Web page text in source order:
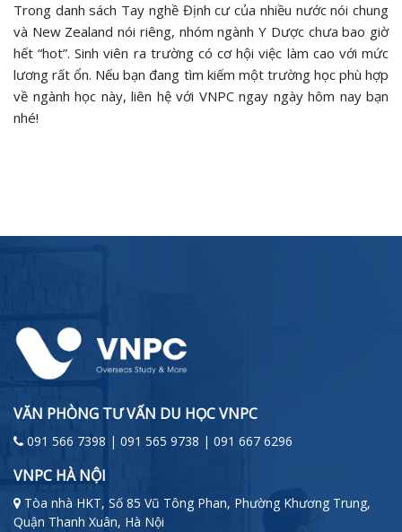
Trong danh sách Tay nghề Định cư của nhiều nước nói chung
và New Zealand nói riêng, nhóm ngành Y Dược chưa bao giờ
hết “hot”. Sinh viên ra trường có cơ hội việc làm cao với mức
lương rất ổn. Nếu bạn đang tìm kiếm một trường học phù hợp
về ngành học này, liên hệ với VNPC ngay ngày hôm nay bạn
nhé!
VĂN PHÒNG TƯ VẤN DU HỌC VNPC
091 566 7398 | 091 565 9738 | 091 667 6296
VNPC HÀ NỘI
Tòa nhà HKT, Số 85 Vũ Tông Phan, Phường Khương Trung,
Quận Thanh Xuân, Hà Nội